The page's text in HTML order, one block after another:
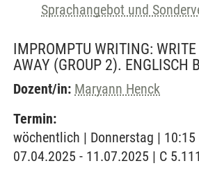
Sprachangebot und
IMPROMPTU WRITING:
AWAY (GROUP 2). ENGLISCH
Dozent/in: Maryann Henck
Termin:
wöchentlich | Donnerstag | 10:15
07.04.2025 - 11.07.2025 | C